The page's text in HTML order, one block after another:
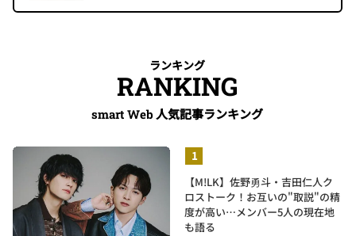
ランキング
RANKING
smart Web人気記事ランキング
【M!LK】佐野勇斗・吉田仁人ク
ロストーク！お互いの"取説"の精
度が高い…メンバー5人の現在地
も語る